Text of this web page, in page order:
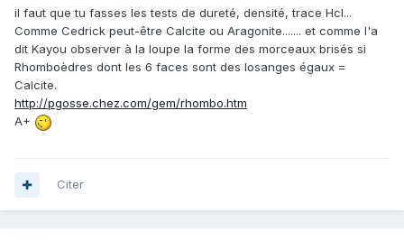
il faut que tu fasses les tests de dureté, densité, trace Hcl...
Comme Cedrick peut-être Calcite ou Aragonite....... et comme l'a
dit Kayou observer à la loupe la forme des morceaux brisés si
Rhomboèdres dont les 6 faces sont des losanges égaux =
Calcite.
http://pgosse.chez.com/gem/rhombo.htm
A+
Citer